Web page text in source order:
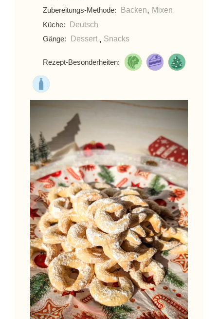
Zubereitungs-Methode: Backen, Mixen
Küche: Deutsch
Gänge: Dessert , Snacks
Rezept-Besonderheiten: